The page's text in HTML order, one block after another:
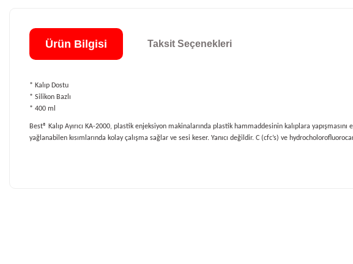
Ürün Bilgisi Taksit Seçenekleri
* Kalıp Dostu
* Silikon Bazlı
* 400 ml
Best® Kalıp Ayırıcı KA-2000, plastik enjeksiyon makinalarında plastik hammaddesinin kalıplara
yağlanabilen kısımlarında kolay çalışma sağlar ve sesi keser. Yanıcı değildir. C (cfc’s) ve